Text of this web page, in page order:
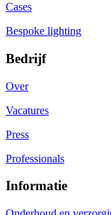
Cases
Bespoke lighting
Bedrijf
Over
Vacatures
Press
Professionals
Informatie